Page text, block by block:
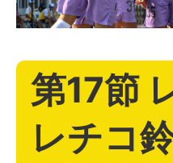
第17節
レチコ